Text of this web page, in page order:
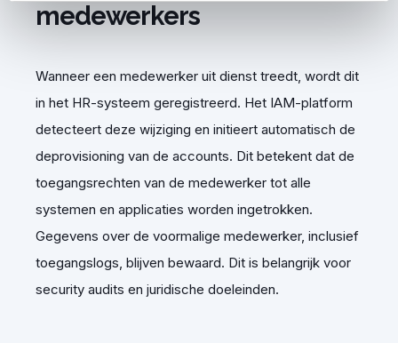
medewerkers
Wanneer een medewerker uit dienst treedt, wordt dit
in het HR-systeem geregistreerd. Het IAM-platform
detecteert deze wijziging en initieert automatisch de
deprovisioning van de accounts. Dit betekent dat de
toegangsrechten van de medewerker tot alle
systemen en applicaties worden ingetrokken.
Gegevens over de voormalige medewerker, inclusief
toegangslogs, blijven bewaard. Dit is belangrijk voor
security audits en juridische doeleinden.